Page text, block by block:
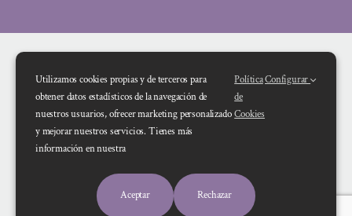
Financiado por la Unión Europea – NextGenerationEU. Sin embargo, los
autores y no reflejan necesariamente los de la Unión Europea o la Comisión
Europea. Ni la Unión Europea ni la Comisión Europea pueden ser consideradas
Utilizamos cookies propias y de terceros para
obtener datos estadísticos de la navegación de
nuestros usuarios, ofrecer marketing personalizado
y mejorar nuestros servicios. Tienes más
información en nuestra
Política
de
Cookies
Configurar
Aceptar Rechazar